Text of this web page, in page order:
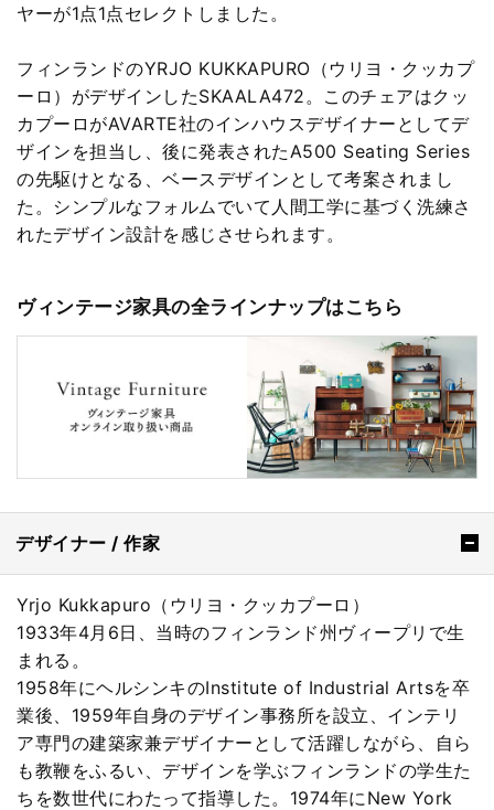
ヤーが1点1点セレクトしました。
フィンランドのYRJO KUKKAPURO（ウリヨ・クッカプ
ーロ）がデザインしたSKAALA472。このチェアはクッ
カプーロがAVARTE社のインハウスデザイナーとしてデ
ザインを担当し、後に発表されたA500 Seating Series
の先駆けとなる、ベースデザインとして考案されまし
た。シンプルなフォルムでいて人間工学に基づく洗練さ
れたデザイン設計を感じさせられます。
ヴィンテージ家具の全ラインナップはこちら
デザイナー / 作家
Yrjo Kukkapuro（ウリヨ・クッカプーロ）
1933年4月6日、当時のフィンランド州ヴィープリで生
まれる。
1958年にヘルシンキのInstitute of Industrial Artsを卒
業後、1959年自身のデザイン事務所を設立、インテリ
ア専門の建築家兼デザイナーとして活躍しながら、自ら
も教鞭をふるい、デザインを学ぶフィンランドの学生た
ちを数世代にわたって指導した。1974年にNew York